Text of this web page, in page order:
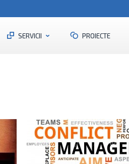
SERVICII PROIECTE